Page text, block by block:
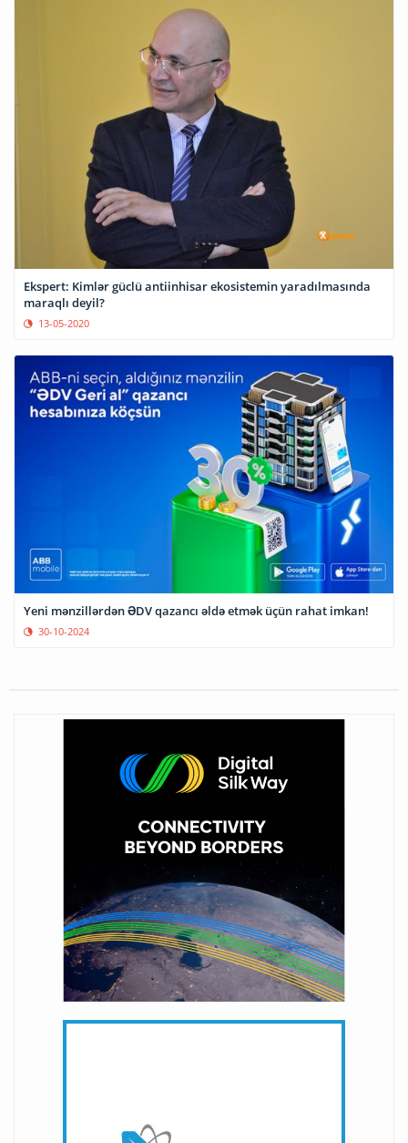
Ekspert: Kimlər güclü antiinhisar ekosistemin yaradılmasında
maraqlı deyil?
13-05-2020
Yeni mənzillərdən ƏDV qazancı əldə etmək üçün rahat imkan!
30-10-2024